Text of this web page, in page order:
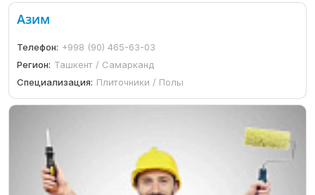
Азим
Телефон: +998 (90) 465-63-03
Регион: Ташкент / Самарканд
Специализация: Плиточники / Полы